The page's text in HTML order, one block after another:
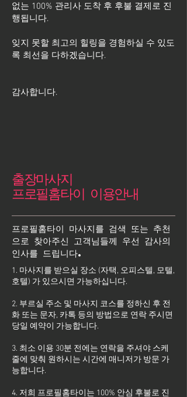
없는 100% 관리사 도착 후 후불 결제로 진
행됩니다.
잊지 못할 최고의 힐링을 경험하실 수 있도
록 최선을 다하겠습니다.
​감사합니다.
출장마사지
프로필홈타이 이용안내
프로필홈타이 마사지를 검색 또는 추천
으로 찾아주신 고객님들께 우선 감사의
인사를 드립니다.
1. 마사지를 받으실 장소 (자택, 오피스텔, 모텔,
호텔) 가 있으시면 가능하십니다.
2. 부르실 주소 및 마사지 코스를 정하신 후 전
화 또는 문자, 카톡 등의 방법으로 연락 주시면
당일 예약이 가능합니다.
3. 최소 이용 30분 전에는 연락을 주셔야 스케
줄에 맞춰 원하시는 시간에 매니저가 방문 가
능합니다.
4. 저희 프로필홈타이는 100% 안심 후불로 진